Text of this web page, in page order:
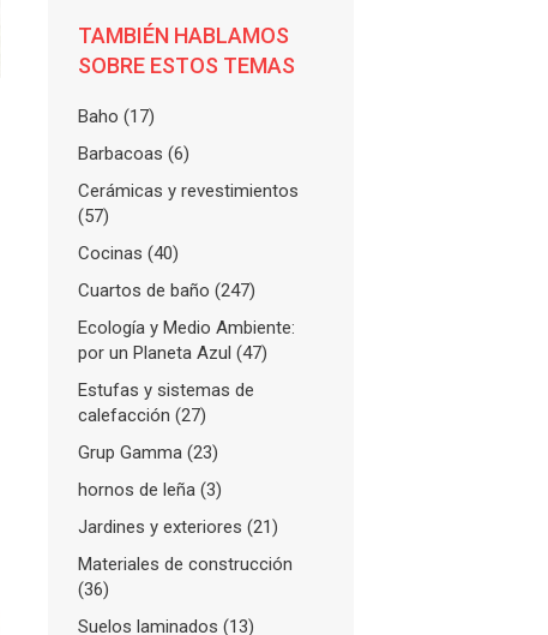
TAMBIÉN HABLAMOS
SOBRE ESTOS TEMAS
Baho (17)
Barbacoas (6)
Cerámicas y revestimientos
(57)
Cocinas (40)
Cuartos de baño (247)
Ecología y Medio Ambiente:
por un Planeta Azul (47)
Estufas y sistemas de
calefacción (27)
Grup Gamma (23)
hornos de leña (3)
Jardines y exteriores (21)
Materiales de construcción
(36)
Suelos laminados (13)